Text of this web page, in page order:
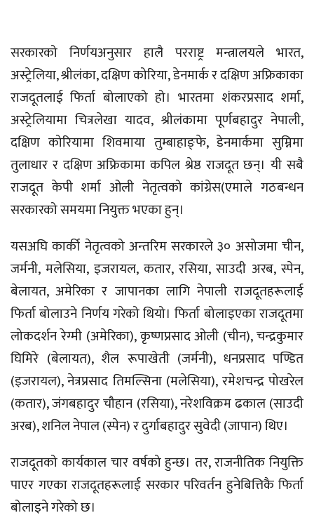
सरकारको निर्णयअनुसार हालै परराष्ट्र मन्त्रालयले भारत,
अस्ट्रेलिया, श्रीलंका, दक्षिण कोरिया, डेनमार्क र दक्षिण अफ्रिकाका
राजदूतलाई फिर्ता बोलाएको हो। भारतमा शंकरप्रसाद शर्मा,
अस्ट्रेलियामा चित्रलेखा यादव, श्रीलंकामा पूर्णबहादुर नेपाली,
दक्षिण कोरियामा शिवमाया तुम्बाहाङ्फे, डेनमार्कमा सुम्निमा
तुलाधार र दक्षिण अफ्रिकामा कपिल श्रेष्ठ राजदूत छन्। यी सबै
राजदूत केपी शर्मा ओली नेतृत्वको कांग्रेस(एमाले गठबन्धन
सरकारको समयमा नियुक्त भएका हुन्।
यसअघि कार्की नेतृत्वको अन्तरिम सरकारले ३० असोजमा चीन,
जर्मनी, मलेसिया, इजरायल, कतार, रसिया, साउदी अरब, स्पेन,
बेलायत, अमेरिका र जापानका लागि नेपाली राजदूतहरूलाई
फिर्ता बोलाउने निर्णय गरेको थियो। फिर्ता बोलाइएका राजदूतमा
लोकदर्शन रेग्मी (अमेरिका), कृष्णप्रसाद ओली (चीन), चन्द्रकुमार
घिमिरे (बेलायत), शैल रूपाखेती (जर्मनी), धनप्रसाद पण्डित
(इजरायल), नेत्रप्रसाद तिमल्सिना (मलेसिया), रमेशचन्द्र पोखरेल
(कतार), जंगबहादुर चौहान (रसिया), नरेशविक्रम ढकाल (साउदी
अरब), शनिल नेपाल (स्पेन) र दुर्गाबहादुर सुवेदी (जापान) थिए।
राजदूतको कार्यकाल चार वर्षको हुन्छ। तर, राजनीतिक नियुक्ति
पाएर गएका राजदूतहरूलाई सरकार परिवर्तन हुनेबित्तिकै फिर्ता
बोलाइने गरेको छ।